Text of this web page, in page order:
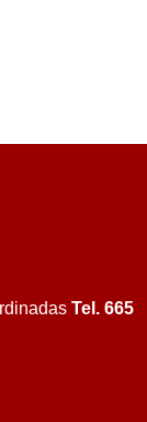
Tel. 665